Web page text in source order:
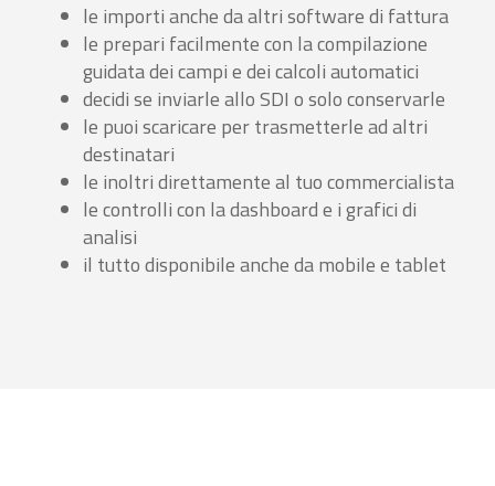
le importi anche da altri software di fattura
le prepari facilmente con la compilazione
guidata dei campi e dei calcoli automatici
decidi se inviarle allo SDI o solo conservarle
le puoi scaricare per trasmetterle ad altri
destinatari
le inoltri direttamente al tuo commercialista
le controlli con la dashboard e i grafici di
analisi
il tutto disponibile anche da mobile e tablet